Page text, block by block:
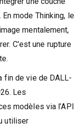
mode Thinking, le
mentalement,
C’est une rupture
fin de vie de DALL-
Les
modèles via l’API
utiliser